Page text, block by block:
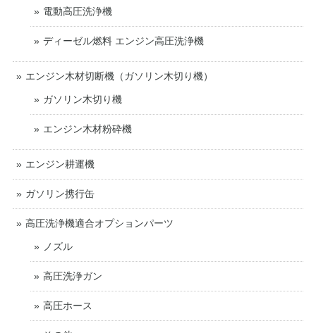
電動高圧洗浄機
ディーゼル燃料 エンジン高圧洗浄機
エンジン木材切断機（ガソリン木切り機）
ガソリン木切り機
エンジン木材粉砕機
エンジン耕運機
ガソリン携行缶
高圧洗浄機適合オプションパーツ
ノズル
高圧洗浄ガン
高圧ホース